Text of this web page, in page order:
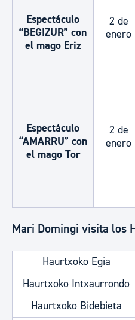
Espectáculo
“BEGIZUR” con
el mago Eriz
2 de
enero
Espectáculo
“AMARRU” con
el mago Tor
2 de
enero
Mari Domingi visita los
Haurtxoko Egia
Haurtxoko Intxaurrondo
Haurtxoko Bidebieta